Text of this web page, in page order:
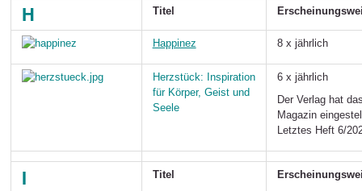
H Titel
Happinez 8 x jährlich
Herzstück: Inspiration
für Körper, Geist und
Seele
6 x jährlich
Der Verlag hat
Magazin
Letztes Heft 6/
I Titel